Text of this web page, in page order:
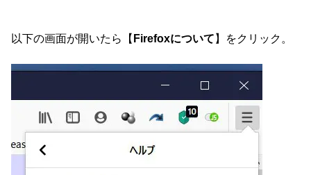
以下の画面が開いたら【 Firefoxについて 】をクリック。